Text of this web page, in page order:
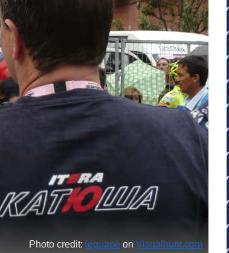
Photo credit: leguape onVisualhunt.com